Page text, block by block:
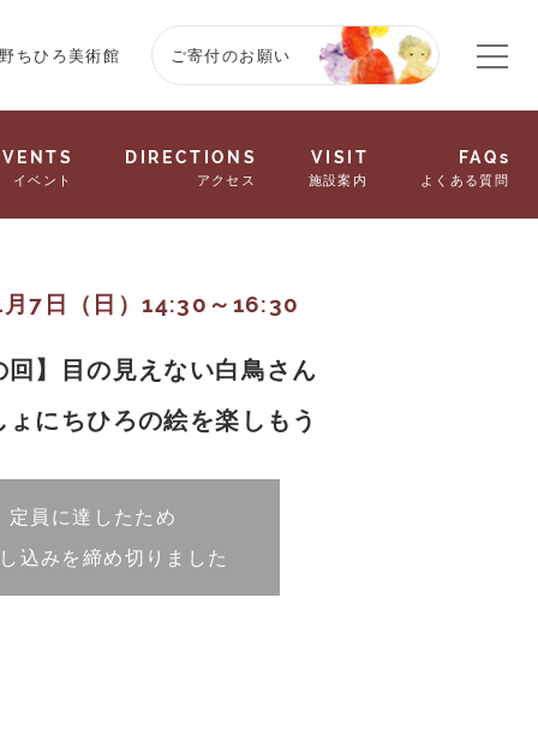
ちひろ美術館 ご寄付のお願い
イベント
DIRECTIONS
アクセス
VISIT
施設案内
FAQs
よくある質問
7日（日）14:30～16:30
回】目の見えない白鳥さん
ょにちひろの絵を楽しもう
定員に達したため
込みを締め切りました